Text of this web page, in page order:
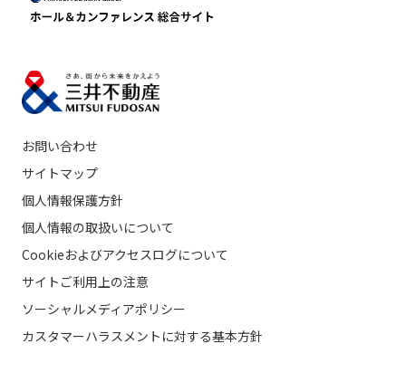
お問い合わせ
サイトマップ
個人情報保護方針
個人情報の取扱いについて
Cookieおよびアクセスログについて
サイトご利用上の注意
ソーシャルメディアポリシー
カスタマーハラスメントに対する基本方針